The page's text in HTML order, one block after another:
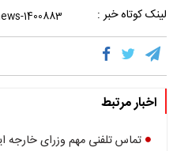
لینک کوتاه خبر :
اخبار مرتبط
تماس تلفنی مهم وزرای خارجه